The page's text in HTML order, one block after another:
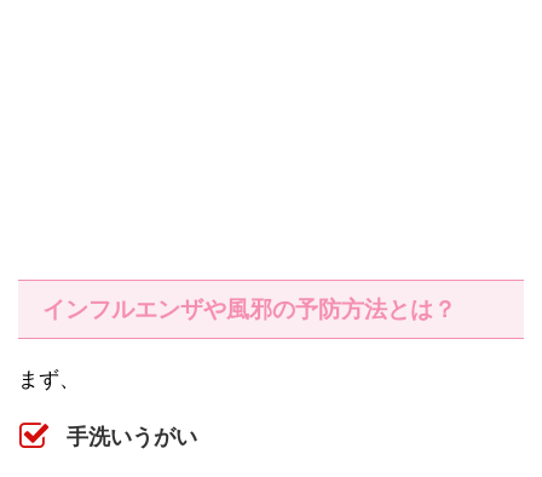
インフルエンザや風邪の予防方法とは？
まず、
手洗いうがい